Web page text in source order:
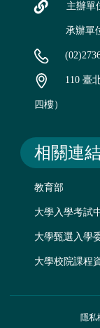
主辦單
承辦單
110 臺
四樓）
相關連結
教育部
大學入學考試
大學甄選入學
大學校院課程
隱私